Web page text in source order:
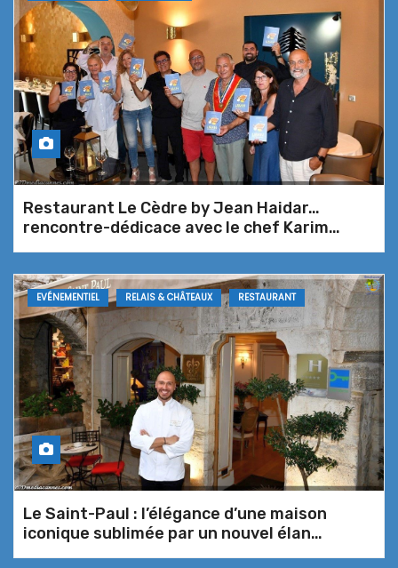
Le Cantemerle célèbre ses 40 ans
d’histoire et d’excellence … un
buffet de la mer d’anthologie
Restaurant Toile Blanche… une
expérience culinaire d’exception en
Le Californie : la diversité s’y
déguste – Inauguration du premier
restaurant inclusif des Alpes-
Maritimes
Petits plats dans les grands pour la
rentrée de la S.A.M.B.A.N.
L’Agapè, une table intimiste et
gourmande au cœur de Cros-de-
Restaurant Le Cèdre by Jean Haidar…
rencontre-dédicace avec le chef Karim
EVÉNEMENTIEL RELAIS & CHÂTEAUX RESTAURANT
Le Saint-Paul : l’élégance d’une maison
iconique sublimée par un nouvel élan